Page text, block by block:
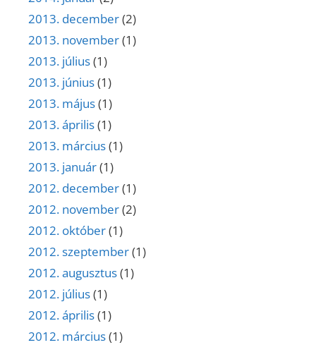
2013. december(2)
2013. november(1)
2013. július(1)
2013. június(1)
2013. május(1)
2013. április(1)
2013. március(1)
2013. január(1)
2012. december(1)
2012. november(2)
2012. október(1)
2012. szeptember(1)
2012. augusztus(1)
2012. július(1)
2012. április(1)
2012. március(1)